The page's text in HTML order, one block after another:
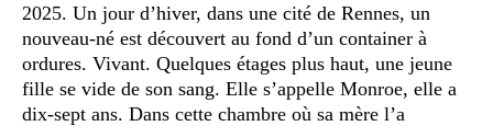
2025. Un jour d’hiver, dans une cité de Rennes, un
nouveau-né est découvert au fond d’un container à
ordures. Vivant. Quelques étages plus haut, une jeune
fille se vide de son sang. Elle s’appelle Monroe, elle a
dix-sept ans. Dans cette chambre où sa mère l’a